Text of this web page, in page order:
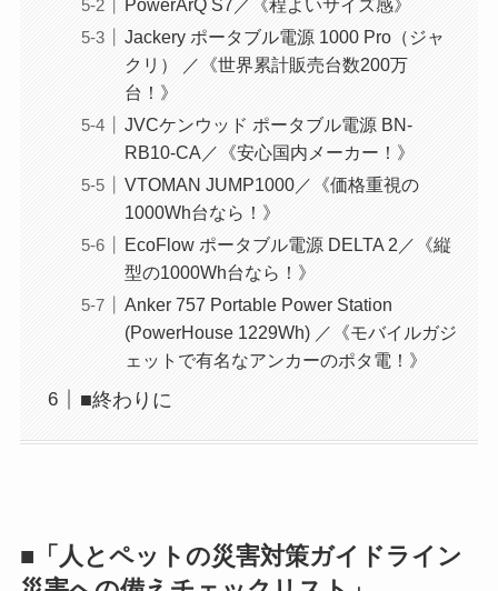
PowerArQ S7／《程よいサイズ感》
Jackery ポータブル電源 1000 Pro（ジャ
クリ） ／《世界累計販売台数200万
台！》
JVCケンウッド ポータブル電源 BN-
RB10-CA／《安心国内メーカー！》
VTOMAN JUMP1000／《価格重視の
1000Wh台なら！》
EcoFlow ポータブル電源 DELTA 2／《縦
型の1000Wh台なら！》
Anker 757 Portable Power Station
(PowerHouse 1229Wh) ／《モバイルガジ
ェットで有名なアンカーのポタ電！》
■終わりに
■「 人とペットの災害対策ガイドライン